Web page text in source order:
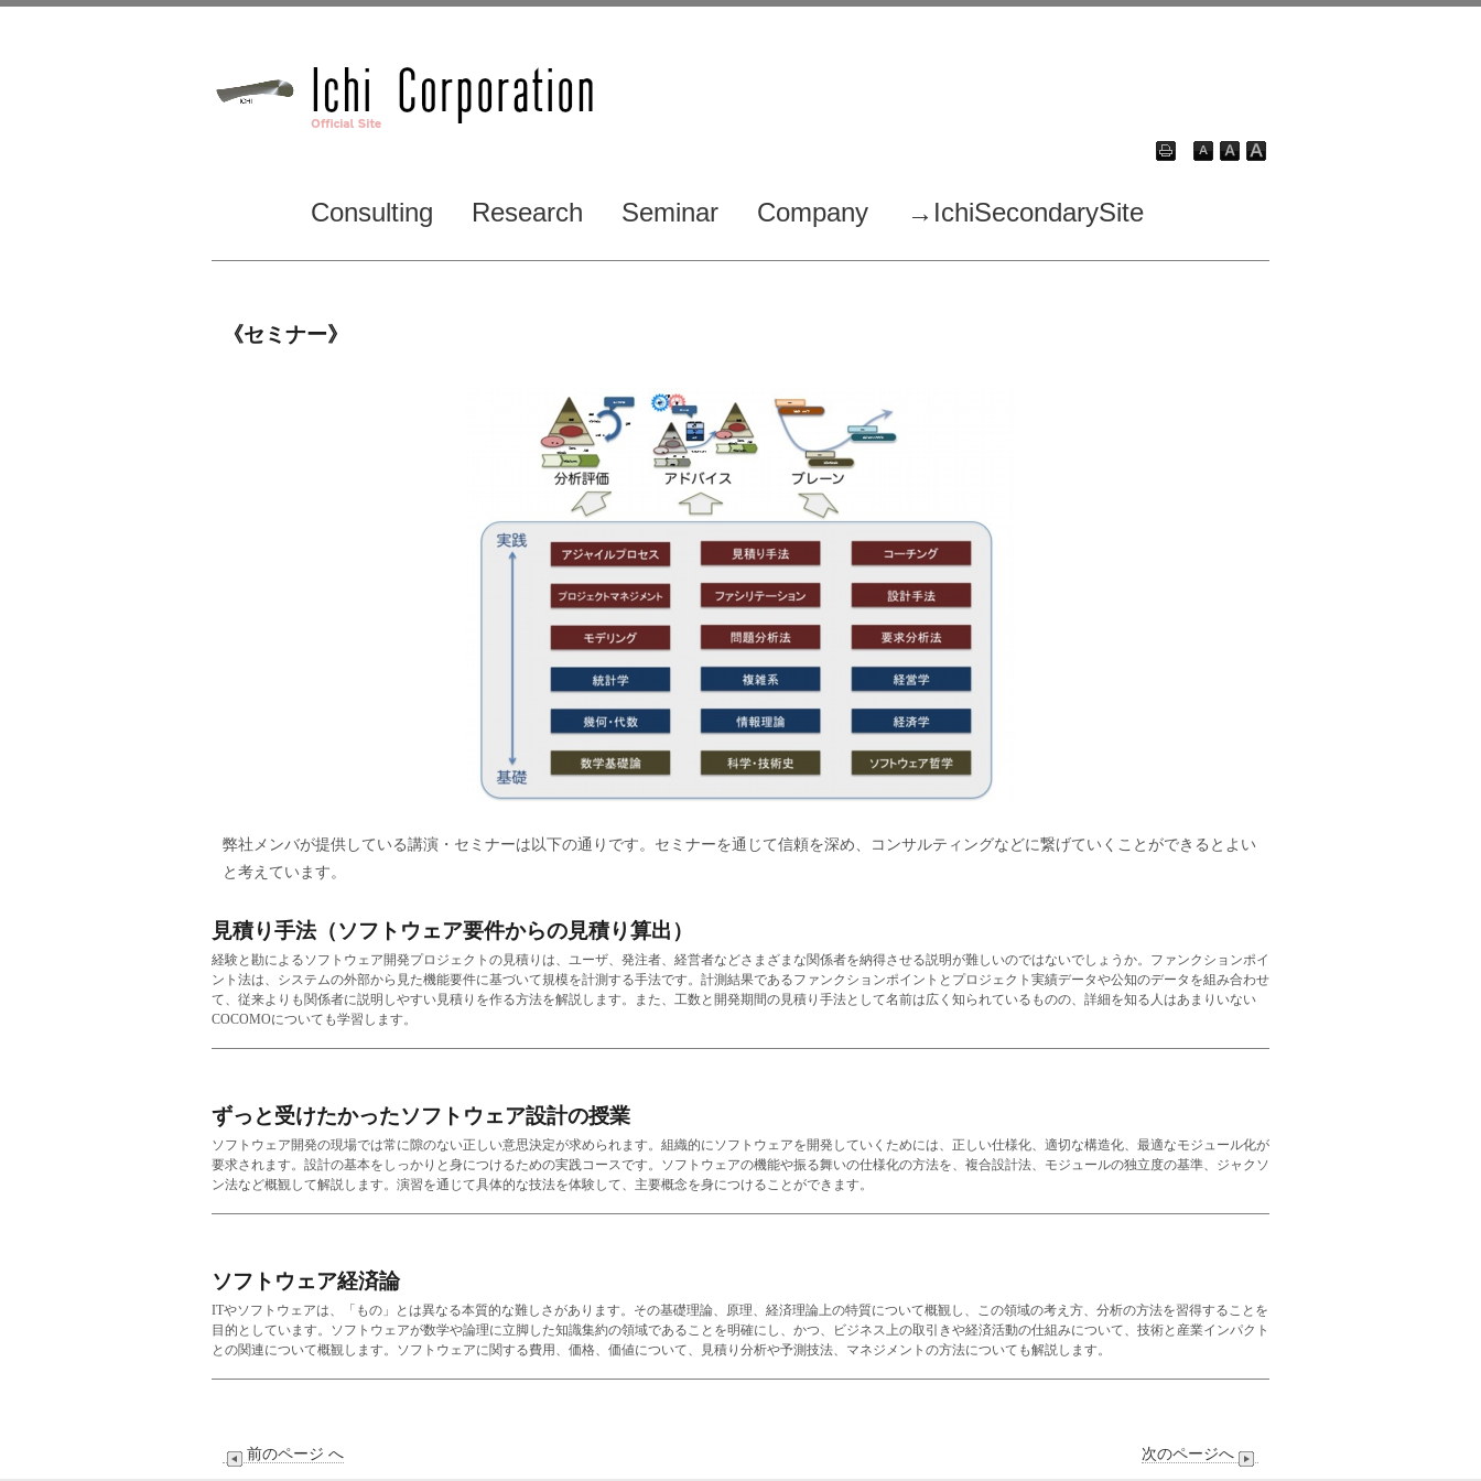
Consulting Research Seminar Company →IchiSecondarySite
《セミナー》
弊社メンバが提供している講演・セミナーは以下の通りです。セミナーを通じて信頼を深め、コンサルティングなどに繋げていくことができるとよい
と考えています。
見積り手法（ソフトウェア要件からの見積り算出）
経験と勘によるソフトウェア開発プロジェクトの見積りは、ユーザ、発注者、経営者などさまざまな関係者を納得させる説明が難しいのではないでしょうか。ファンクションポイ
ント法は、システムの外部から見た機能要件に基づいて規模を計測する手法です。計測結果であるファンクションポイントとプロジェクト実績データや公知のデータを組み合わせ
て、従来よりも関係者に説明しやすい見積りを作る方法を解説します。また、工数と開発期間の見積り手法として名前は広く知られているものの、詳細を知る人はあまりいない
COCOMOについても学習します。
ずっと受けたかったソフトウェア設計の授業
ソフトウェア開発の現場では常に隙のない正しい意思決定が求められます。組織的にソフトウェアを開発していくためには、正しい仕様化、適切な構造化、最適なモジュール化が
要求されます。設計の基本をしっかりと身につけるための実践コースです。ソフトウェアの機能や振る舞いの仕様化の方法を、複合設計法、モジュールの独立度の基準、ジャクソ
ン法など概観して解説します。演習を通じて具体的な技法を体験して、主要概念を身につけることができます。
ソフトウェア経済論
ITやソフトウェアは、「もの」とは異なる本質的な難しさがあります。その基礎理論、原理、経済理論上の特質について概観し、この領域の考え方、分析の方法を習得することを
目的としています。ソフトウェアが数学や論理に立脚した知識集約の領域であることを明確にし、かつ、ビジネス上の取引きや経済活動の仕組みについて、技術と産業インパクト
との関連について概観します。ソフトウェアに関する費用、価格、価値について、見積り分析や予測技法、マネジメントの方法についても解説します。
前のページ へ 次のページへ